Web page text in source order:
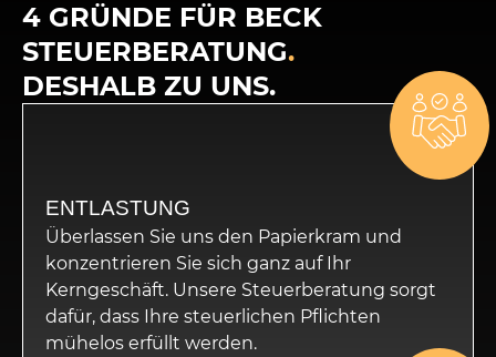
4 GRÜNDE FÜR BECK
STEUERBERATUNG.
DESHALB ZU UNS.
ENTLASTUNG
Überlassen Sie uns den Papierkram und
konzentrieren Sie sich ganz auf Ihr
Kerngeschäft. Unsere Steuerberatung sorgt
dafür, dass Ihre steuerlichen Pflichten
mühelos erfüllt werden.